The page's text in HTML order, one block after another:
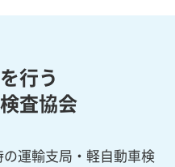
行う
査協会
運輸支局・軽自動車検